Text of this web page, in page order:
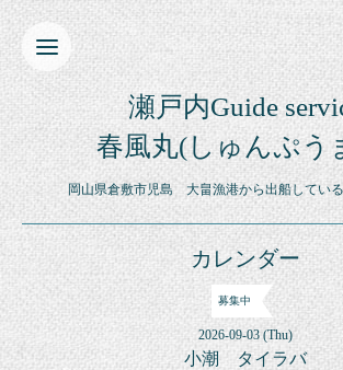
瀬戸内Guide
春風丸(しゅんぷう
岡山県倉敷市児島 大畠漁港から出船している
カレンダー
募集中
2026-09-03 (Thu)
小潮 タイラバ